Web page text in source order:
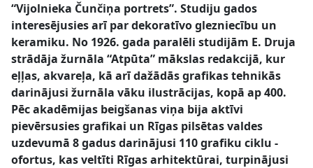
“Vijolnieka Čunčiņa portrets”. Studiju gados
interesējusies arī par dekoratīvo glezniecību un
keramiku. No 1926. gada paralēli studijām E. Druja
strādāja žurnāla “Atpūta” mākslas redakcijā, kur
eļļas, akvareļa, kā arī dažādās grafikas tehnikās
darinājusi žurnāla vāku ilustrācijas, kopā ap 400.
Pēc akadēmijas beigšanas viņa bija aktīvi
pievērsusies grafikai un Rīgas pilsētas valdes
uzdevumā 8 gadus darinājusi 110 grafiku ciklu -
ofortus, kas veltīti Rīgas arhitektūrai, turpinājusi